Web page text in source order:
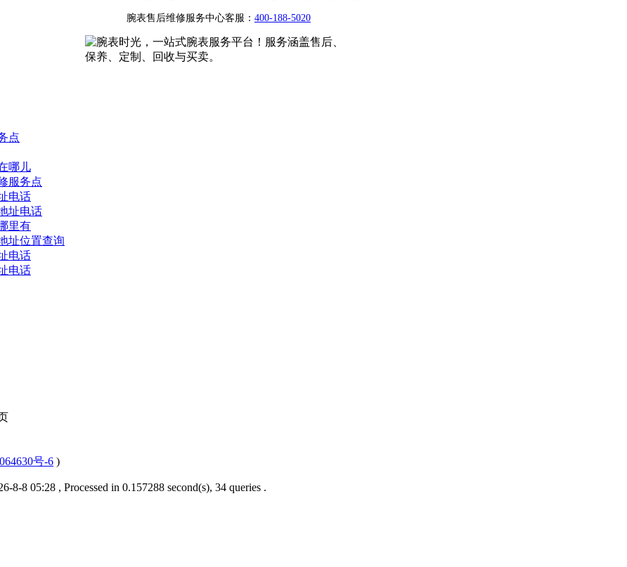
腕表售后维修服务中心客服： 400-188-5020
点
哪儿
服务点
电话
址电话
里有
址位置查询
电话
电话
号-6 )
8-8 05:28 , Processed in 0.157288 second(s), 34 queries .